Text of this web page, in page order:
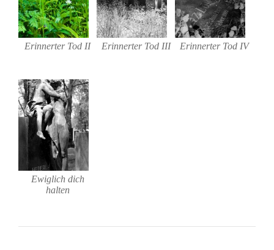
Erinnerter Tod II Erinnerter Tod III Erinnerter Tod IV
Ewiglich dich
halten